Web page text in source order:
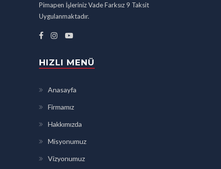
Pimapen İşleriniz Vade Farksız 9 Taksit
Uygulanmaktadır.
HIZLI MENÜ
Anasayfa
Firmamız
Hakkımızda
Misyonumuz
Vizyonumuz